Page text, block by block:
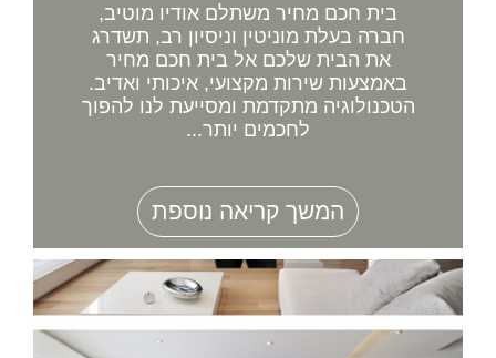
בית חכם מחיר משתלם אודיו מוטיב,
חברה בעלת מוניטין וניסיון רב, תשדרג
את הבית שלכם אל בית חכם מחיר
באמצעות שירות מקצועי, איכותי ואדיב.
הטכנולוגיה מתקדמת ומסייעת לנו להפוך
לחכמים יותר...
המשך קריאה נוספת